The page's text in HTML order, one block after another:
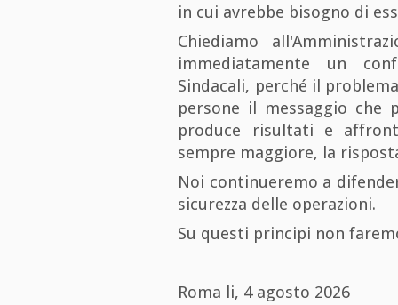
in cui avrebbe bisogno di
Chiediamo
immediatamente un
Sindacali, perché il
persone il messaggio che
produce risultati e
sempre maggiore, la
Noi continueremo a
sicurezza delle operazioni.
Su questi principi non
Roma li, 4 agosto 2026